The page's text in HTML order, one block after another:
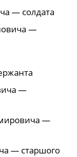
— солдата
—
—
—
— старшого